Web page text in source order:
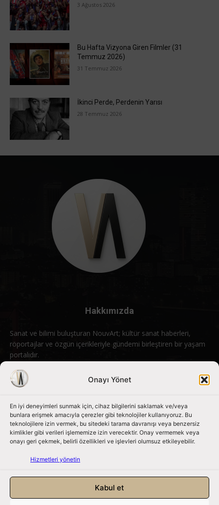
Onayı Yönet
En iyi deneyimleri sunmak için, cihaz bilgilerini saklamak ve/veya
bunlara erişmek amacıyla çerezler gibi teknolojiler kullanıyoruz. Bu
teknolojilere izin vermek, bu sitedeki tarama davranışı veya benzersiz
kimlikler gibi verileri işlememize izin verecektir. Onay vermemek veya
onayı geri çekmek, belirli özellikleri ve işlevleri olumsuz etkileyebilir.
Hizmetleri yönetin
Kabul et
3 Ağustos 2026
Bu Hafta Vizyona Giren Filmler (31
Temmuz 2026)
31 Temmuz 2026
İkinci Perde, Perdenin Yarısı
28 Temmuz 2026
Hakkımızda
Sanat ve bilimi buluşturan NouvArt; kültür sanat haberleri,
röportajlar ve özgün içerikleriyle gündemi birleştiren bir yaşam
portalıdır.
Bizimle iletişime geçin: info@nouvart.net
Bizi Takip Edin